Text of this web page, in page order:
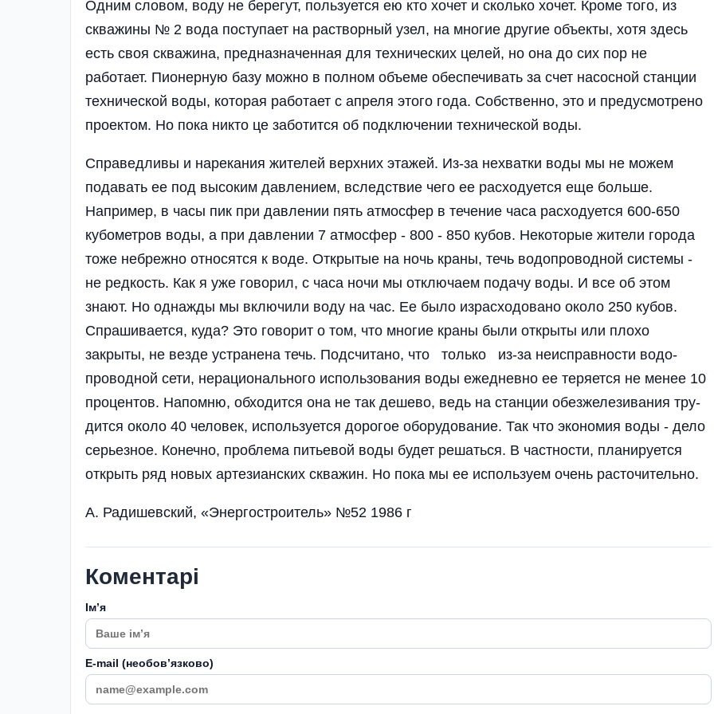
Одним сло­вом, воду не берегут, по­льзуется ею кто хочет и сколько хочет. Кроме то­го, из
скважины № 2 вода поступает на раство­рный узел, на многие другие объекты, хотя здесь
есть своя скважина, предназначенная для тех­нических целей, но она до сих пор не
работает. Пионерную базу можно в полном объеме обеспечи­вать за счет насосной станции
технической воды, которая работает с ап­реля этого года. Собст­венно, это и предусмот­рено
проектом. Но пока никто це заботится об подключении технической воды.
Справедливы и нарека­ния жителей верхних эта­жей. Из-за нехватки во­ды мы не можем
пода­вать ее под высоким дав­лением, вследствие чего ее расходуется еще больше.
Например, в часы пик при давлении пять атмо­сфер в течение часа рас­ходуется 600-650
кубо­метров воды, а при дав­лении 7 атмосфер - 800 - 850 кубов. Некоторые жители города
тоже не­брежно относятся к воде. Открытые на ночь краны, течь водопроводной сис­темы -
не редкость. Как я уже говорил, с ча­са ночи мы отключаем подачу воды. И все об этом
знают. Но однажды мы включили воду на час. Ее было израсходовано около 250 кубов.
Спра­шивается, куда? Это го­ворит о том, что многие краны были открыты или плохо
закрыты, не везде устранена течь. Подсчи­тано, что только из-за неисправности водо­
провод­ной сети, нерационально­го использования воды ежедневно ее теряется не менее 10
процентов. Напомню, обходится она не так дешево, ведь на стан­ции обезжелезивания тру­
дится около 40 человек, используется дорогое обо­рудование. Так что эко­номия воды - дело
се­рьезное. Конечно, пробле­ма питьевой воды будет решаться. В частности, планируется
открыть ряд новых артезианских сква­жин. Но пока мы ее ис­пользуем очень расточительно.
А. Радишевский, «Энергостроитель» №52 1986 г
Коментарі
Імʼя
E-mail (необовʼязково)